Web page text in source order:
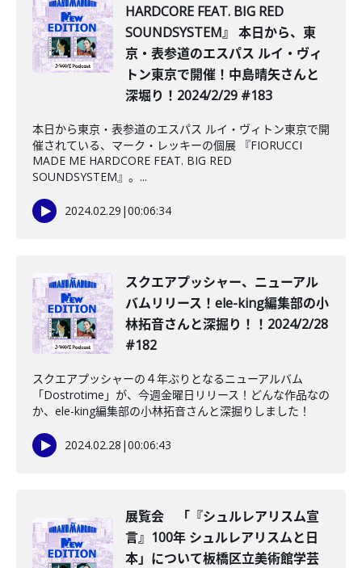
HARDCORE FEAT. BIG RED
SOUNDSYSTEM』 本日から、東
京・表参道のエスパス ルイ・ヴィ
トン東京で開催！中島晴矢さんと
深堀り！2024/2/29 #183
本日から東京・表参道のエスパス ルイ・ヴィトン東京で開
催されている、マーク・レッキーの個展 『FIORUCCI
MADE ME HARDCORE FEAT. BIG RED
SOUNDSYSTEM』。...
2024.02.29 |00:06:34
スクエアプッシャー、ニューアル
バムリリース！ele-king編集部の小
林拓音さんと深掘り！！2024/2/28
#182
スクエアプッシャーの４年ぶりとなるニューアルバム
「Dostrotime」が、今週金曜日リリース！どんな作品なの
か、ele-king編集部の小林拓音さんと深掘りしました！
2024.02.28 |00:06:43
展覧会 「『シュルレアリスム宣
言』100年 シュルレアリスムと日
本」について板橋区立美術館学芸